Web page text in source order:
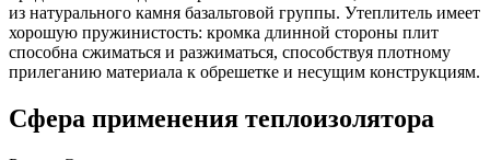
из натурального камня базальтовой группы. Утеплитель имеет
хорошую пружинистость: кромка длинной стороны плит
способна сжиматься и разжиматься, способствуя плотному
прилеганию материала к обрешетке и несущим конструкциям.
Сфера применения теплоизолятора